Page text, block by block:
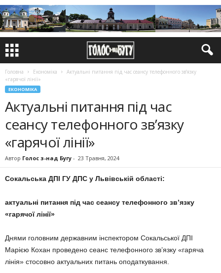
Головна Економіка
Актуальні питання під час сеансу телефонного зв’язку
«гарячої лінії»
ЕКОНОМІКА
Актуальні питання під час
сеансу телефонного зв’язку
«гарячої лінії»
Автор Голос з-над Бугу - 23 Травня, 2024
Сокальська ДПІ ГУ ДПС у Львівській області:
актуальні питання під час сеансу телефонного зв’язку
«гарячої лінії»
Днями головним державним інспектором Сокальської ДПІ
Марією Кохан проведено сеанс телефонного зв’язку «гаряча
лінія» стосовно актуальних питань оподаткування.